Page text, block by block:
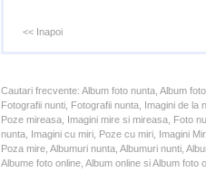
<< Inapoi
Cautari frecvente: Album foto nunta, Album
Fotografii nunti, Fotografii nunta, Imagini de
Poze mireasa, Imagini mire si mireasa, Foto
nunta, Imagini cu miri, Poze cu miri, Imagini
Poza mire, Albumuri nunta, Albumuri nunti,
Albume foto online, Album online si Album foto